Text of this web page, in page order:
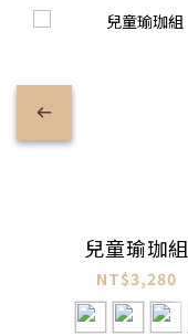
兒童瑜珈組
NT$3,280